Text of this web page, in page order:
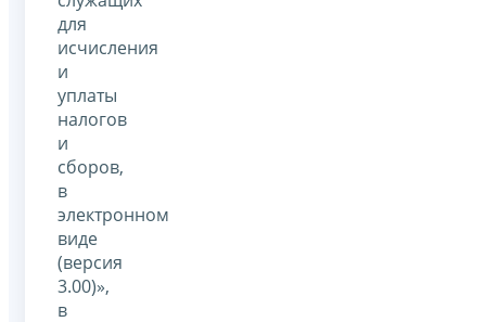
для
исчисления
и
уплаты
налогов
и
сборов,
в
электронном
виде
(версия
3.00)»,
в